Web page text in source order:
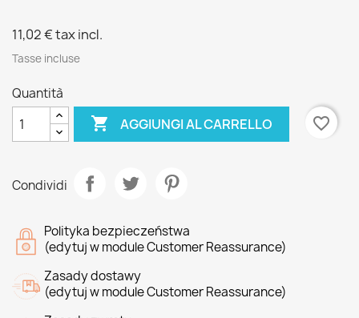
11,02 €tax incl.
Tasse incluse
Quantità
 AGGIUNGI AL CARRELLO favorite_border
Condividi
Polityka bezpieczeństwa
(edytuj w module Customer Reassurance)
Zasady dostawy
(edytuj w module Customer Reassurance)